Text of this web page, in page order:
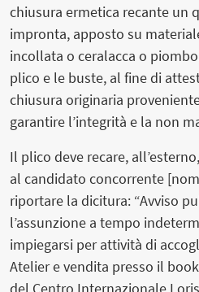
chiusura ermetica recante un
impronta, apposto su
incollata o ceralacca o
plico e le buste, al fine di
chiusura originaria
garantire l’integrità e la non
Il plico deve recare,
al candidato concorrente
riportare la dicitura: “Avviso
l’assunzione a tempo
impiegarsi per attività di
Atelier e vendita presso il
del Centro Internazionale